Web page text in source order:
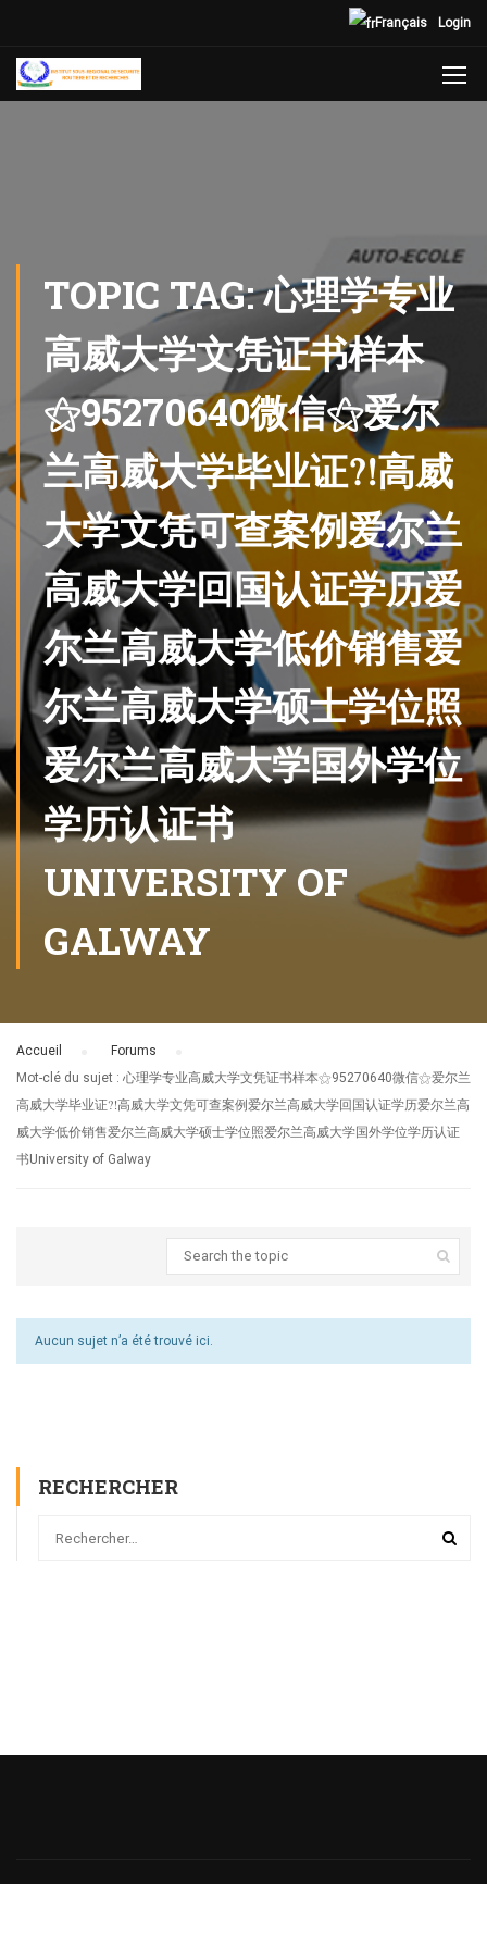
Login
Français
TOPIC TAG: 心理学专业
高威大学文凭证书样本
⚝95270640微信⚝爱尔
兰高威大学毕业证⁈高威
大学文凭可查案例爱尔兰
高威大学回国认证学历爱
尔兰高威大学低价销售爱
尔兰高威大学硕士学位照
爱尔兰高威大学国外学位
学历认证书
UNIVERSITY OF
GALWAY
Accueil Forums
Mot-clé du sujet : 心理学专业高威大学文凭证书样本⚝95270640微信⚝爱尔兰
高威大学毕业证⁈高威大学文凭可查案例爱尔兰高威大学回国认证学历爱尔兰高
威大学低价销售爱尔兰高威大学硕士学位照爱尔兰高威大学国外学位学历认证
书University of Galway
Aucun sujet n’a été trouvé ici.
RECHERCHER